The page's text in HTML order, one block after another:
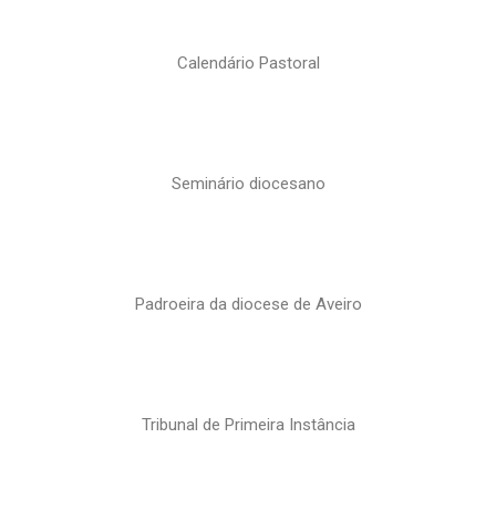
Calendário Pastoral
Seminário diocesano
Padroeira da diocese de Aveiro
Tribunal de Primeira Instância